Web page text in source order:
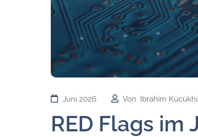
Juni 2026 Von Ibrahim
RED Flags